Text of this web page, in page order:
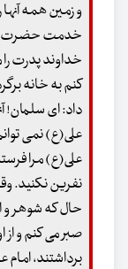
و زمین همه آنها
خدمت حضرت
خداوند پدرت
کنم به خانه
داد: ای سلمان!
علی(ع) نمی
علی(ع) مرا
نفرین نکنید.
حال که شوهر و
صبر می کنم و از
برداشتند،